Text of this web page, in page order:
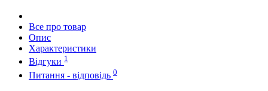
Все про товар
Опис
Характеристики
Відгуки 1
Питання - відповідь 0